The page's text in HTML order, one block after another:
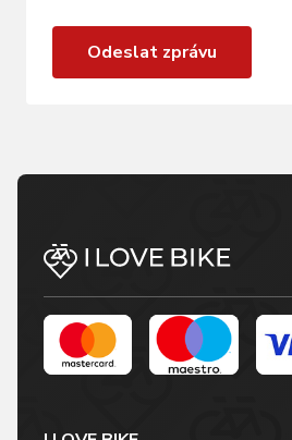
Odeslat zprávu